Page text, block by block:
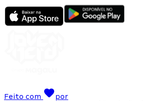
Feito com
por